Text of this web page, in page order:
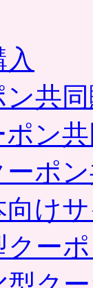
共
ン
ーポ
け
ー